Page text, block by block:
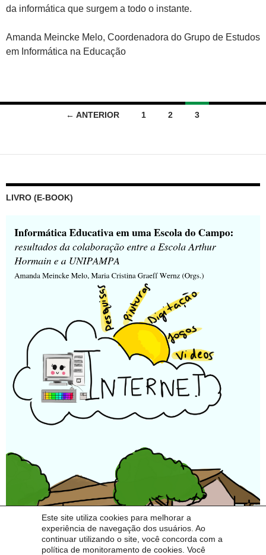
Este site utiliza cookies para melhorar a
experiência de navegação dos usuários. Ao
continuar utilizando o site, você concorda com a
política de monitoramento de cookies. Você
da informática que surgem a todo o instante.
Amanda Meincke Melo, Coordenadora do Grupo de Estudos
em Informática na Educação
Navegação
posts
← ANTERIOR 1 2 3
LIVRO (E-BOOK)